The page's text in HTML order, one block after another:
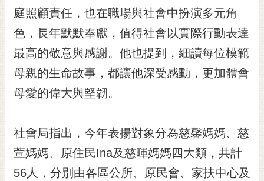
桐
花
祭
網
站
導
覽
訂
閱
RSS
訂
庭照顧責任，也在職場與社會中扮演多元角
色，長年默默奉獻，值得社會以實際行動表達
最高的敬意與感謝。他也提到，細讀每位模範
母親的生命故事，都讓他深受感動，更加體會
母愛的偉大與堅韌。
社會局指出，今年表揚對象分為慈馨媽媽、慈
萱媽媽、原住民Ina及慈暉媽媽四大類，共計
56人，分別由各區公所、原民會、家扶中心及